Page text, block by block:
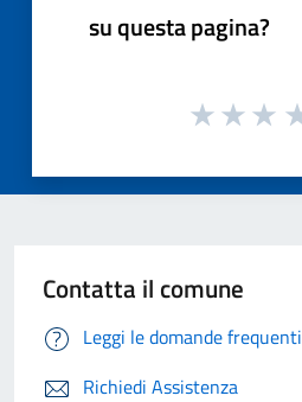
su questa pagina?
Contatta il comune
Leggi le domande frequenti
Richiedi Assistenza